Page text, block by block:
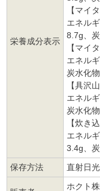
栄養成分表示
【マイ
エネル
8.7g、
【マイ
エネル
炭水化
【具沢
エネル
炭水化
【炊き
エネル
3.4g、
保存方法
直射日
ホクト